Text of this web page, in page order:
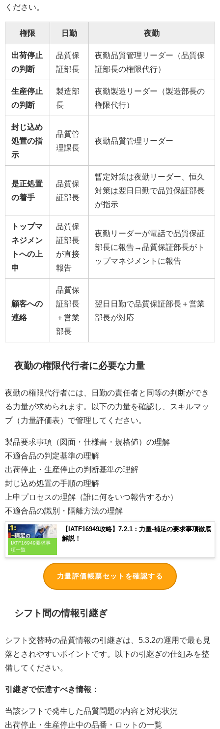
ください。
権限 日勤 夜勤
出荷停止
の判断
品質保
証部長
夜勤品質管理リーダー（品質保
証部長の権限代行）
生産停止
の判断
製造部
長
夜勤製造リーダー（製造部長の
権限代行）
封じ込め
処置の指
示
品質管
理課長
夜勤品質管理リーダー
是正処置
の着手
品質保
証部長
暫定対策は夜勤リーダー、恒久
対策は翌日日勤で品質保証部長
が指示
トップマ
ネジメン
トへの上
申
品質保
証部長
が直接
報告
夜勤リーダーが電話で品質保証
部長に報告→品質保証部長がト
ップマネジメントに報告
顧客への
連絡
品質保
証部長
＋営業
部長
翌日日勤で品質保証部長＋営業
部長が対応
夜勤の権限代行者に必要な力量
夜勤の権限代行者には、日勤の責任者と同等の判断ができ
る力量が求められます。以下の力量を確認し、スキルマッ
プ（力量評価表）で管理してください。
製品要求事項（図面・仕様書・規格値）の理解
不適合品の判定基準の理解
出荷停止・生産停止の判断基準の理解
封じ込め処置の手順の理解
上申プロセスの理解（誰に何をいつ報告するか）
不適合品の識別・隔離方法の理解
IATF16949要求事
項一覧
【IATF16949攻略】7.2.1：力量-補足の要求事項徹底
解説！
力量評価帳票セットを確認する
シフト間の情報引継ぎ
シフト交替時の品質情報の引継ぎは、5.3.2の運用で最も見
落とされやすいポイントです。以下の引継ぎの仕組みを整
備してください。
引継ぎで伝達すべき情報：
当該シフトで発生した品質問題の内容と対応状況
出荷停止・生産停止中の品番・ロットの一覧